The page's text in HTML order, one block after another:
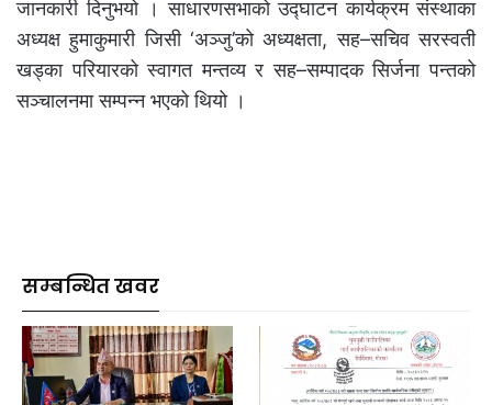
जानकारी दिनुभयो । साधारणसभाको उद्घाटन कार्यक्रम संस्थाका
अध्यक्ष हुमाकुमारी जिसी ‘अञ्जु’को अध्यक्षता, सह–सचिव सरस्वती
खड्का परियारको स्वागत मन्तव्य र सह–सम्पादक सिर्जना पन्तको
सञ्चालनमा सम्पन्न भएको थियो ।
सम्बन्धित खवर